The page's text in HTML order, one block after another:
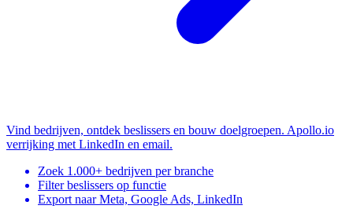
Vind bedrijven, ontdek beslissers en bouw doelgroepen. Apollo.io
verrijking met LinkedIn en email.
Zoek 1.000+ bedrijven per branche
Filter beslissers op functie
Export naar Meta, Google Ads, LinkedIn